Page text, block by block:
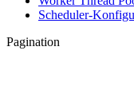
Scheduler-
Pagination